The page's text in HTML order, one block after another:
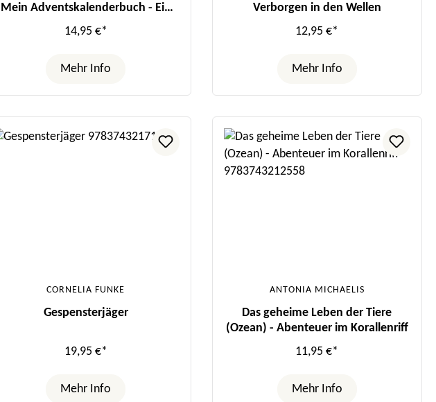
Mein Adventskalenderbuch - Ein
zauberhafter Wunsch
14,95 €*
Mehr Info
Verborgen in den Wellen
12,95 €*
Mehr Info
CORNELIA FUNKE
Gespensterjäger
19,95 €*
Mehr Info
ANTONIA MICHAELIS
Das geheime Leben der Tiere
(Ozean) - Abenteuer im Korallenriff
11,95 €*
Mehr Info